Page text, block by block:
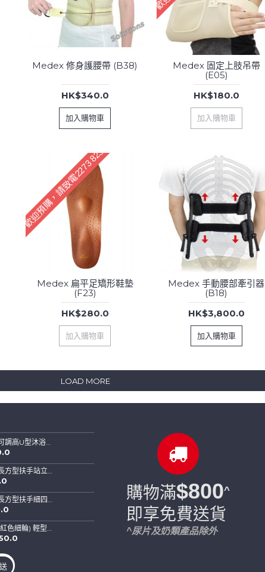
Medex 修身護腰帶 (B38)
HK$340.0
加入購物車
Medex 固定上肢吊帶
(E05)
HK$180.0
加入購物車
歡迎預購，請致電2273 8233訂購
Medex 扁平足矯形鞋墊
(F23)
HK$280.0
加入購物車
Medex 手動腰部牽引器
(B18)
HK$3,800.0
加入購物車
LOAD MORE
Suncare 可調高U型沐浴椅連可拆背板(特闊坐位)
Suncare 長方型扶手站立式四腳拐杖 ( 藍色)
Suncare 長方型扶手細四腳站立式拐杖 (綠色)
Suncare (紅色細輪) 輕型鋁合金輪椅帶手剎車
購物滿$800^
即享免費送貨
^尿片及奶類產品除外